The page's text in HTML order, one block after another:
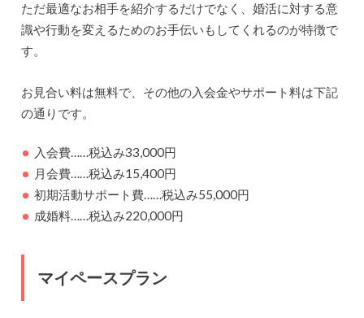
ただ最適なお相手を紹介するだけでなく、婚活に対する意
識や行動を変えるためのお手伝いもしてくれるのが特徴で
す。
お見合い料は無料で、その他の入会金やサポート料は下記
の通りです。
入会費……税込み33,000円
月会費……税込み15,400円
初期活動サポート費……税込み55,000円
成婚料……税込み220,000円
マイペースプラン